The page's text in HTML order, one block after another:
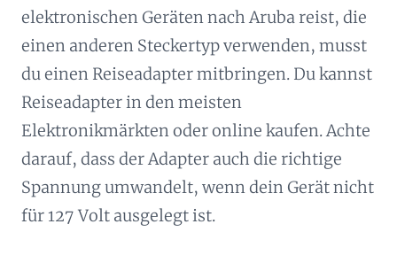
elektronischen Geräten nach Aruba reist, die
einen anderen Steckertyp verwenden, musst
du einen Reiseadapter mitbringen. Du kannst
Reiseadapter in den meisten
Elektronikmärkten oder online kaufen. Achte
darauf, dass der Adapter auch die richtige
Spannung umwandelt, wenn dein Gerät nicht
für 127 Volt ausgelegt ist.